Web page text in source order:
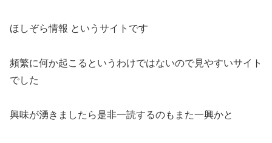
ほしぞら情報 というサイトです
頻繁に何か起こるというわけではないので見やすいサイト
でした
興味が湧きましたら是非一読するのもまた一興かと